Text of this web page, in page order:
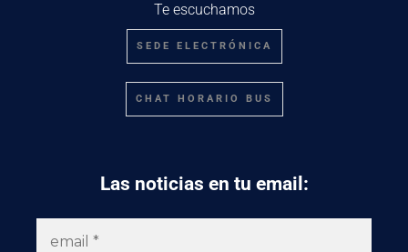
Te escuchamos
SEDE ELECTRÓNICA
CHAT HORARIO BUS
Las noticias en tu email: